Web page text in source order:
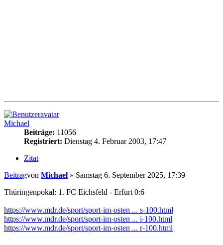
Michael
Beiträge: 11056
Registriert: Dienstag 4. Februar 2003, 17:47
Zitat
Beitragvon Michael » Samstag 6. September 2025, 17:39
Thüringenpokal: 1. FC Eichsfeld - Erfurt 0:6
https://www.mdr.de/sport/sport-im-osten ... s-100.html
https://www.mdr.de/sport/sport-im-osten ... i-100.html
https://www.mdr.de/sport/sport-im-osten ... r-100.html